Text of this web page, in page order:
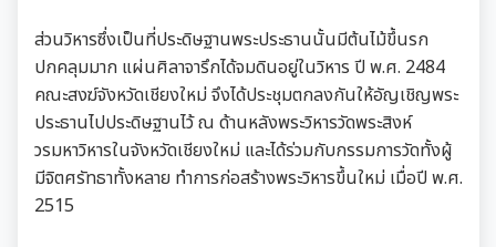
ส่วนวิหารซึ่งเป็นที่ประดิษฐานพระประธานนั้นมีต้นไม้ขึ้นรก
ปกคลุมมาก แผ่นศิลาจารึกได้จมดินอยู่ในวิหาร ปี พ.ศ. 2484
คณะสงฆ์จังหวัดเชียงใหม่ จึงได้ประชุมตกลงกันให้อัญเชิญพระ
ประธานไปประดิษฐานไว้ ณ ด้านหลังพระวิหารวัดพระสิงห์
วรมหาวิหารในจังหวัดเชียงใหม่ และได้ร่วมกับกรรมการวัดทั้งผู้
มีจิตศรัทธาทั้งหลาย ทำการก่อสร้างพระวิหารขึ้นใหม่ เมื่อปี พ.ศ.
2515